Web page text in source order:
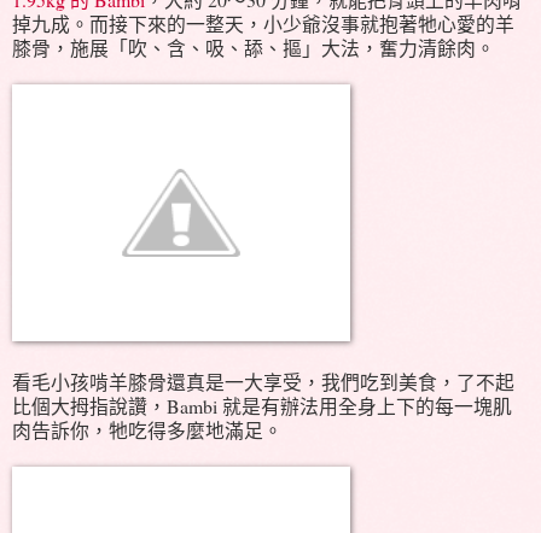
掉九成。而接下來的一整天，小少爺沒事就抱著牠心愛的羊
膝骨，施展「吹、含、吸、舔、摳」大法，奮力清餘肉。
看毛小孩啃羊膝骨還真是一大享受，我們吃到美食，了不起
比個大拇指說讚，Bambi 就是有辦法用全身上下的每一塊肌
肉告訴你，牠吃得多麼地滿足。